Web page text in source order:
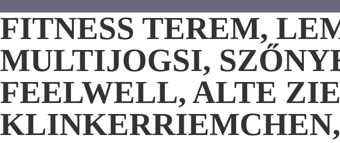
FITNESS TEREM,
MULTIJOGSI,
FEELWELL, ALTE